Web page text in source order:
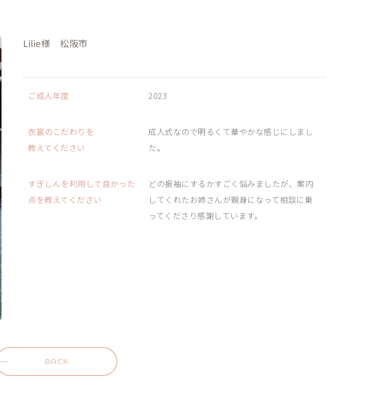
Lilie様 松阪市
ご成人年度 2023
衣裳のこだわりを
教えてください
成人式なので明るくて華やかな感じにしまし
た。
すぎしんを利用して良かった
点を教えてください
どの振袖にするかすごく悩みましたが、案内
してくれたお姉さんが親身になって相談に乗
ってくださり感謝しています。
BACK